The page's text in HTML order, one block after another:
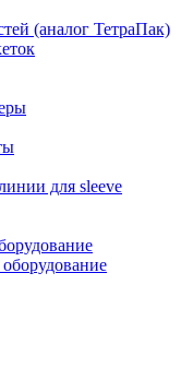
(аналог ТетраПак)
для sleeve